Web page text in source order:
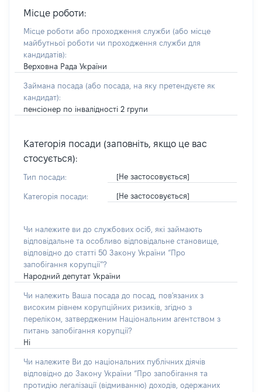
Місце роботи:
Місце роботи або проходження служби (або місце
майбутньої роботи чи проходження служби для
кандидатів):
Верховна Рада України
Займана посада (або посада, на яку претендуєте як
кандидат):
пенсіонер по інвалідності 2 групи
Категорія посади (заповніть, якщо це вас
стосується):
Тип посади: [Не застосовується]
Категорія посади: [Не застосовується]
Чи належите ви до службових осіб, які займають
відповідальне та особливо відповідальне становище,
відповідно до статті 50 Закону України “Про
запобігання корупції”?
Народний депутат України
Чи належить Ваша посада до посад, пов'язаних з
високим рівнем корупційних ризиків, згідно з
переліком, затвердженим Національним агентством з
питань запобігання корупції?
Ні
Чи належите Ви до національних публічних діячів
відповідно до Закону України “Про запобігання та
протидію легалізації (відмиванню) доходів, одержаних